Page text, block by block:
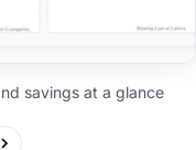
savings at a glance